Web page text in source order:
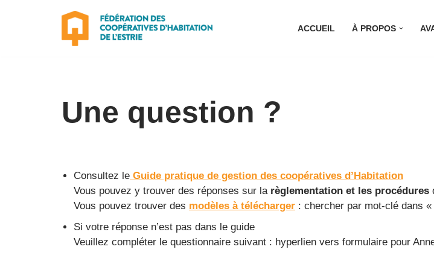
ACCUEIL À PROPOS
Une question ?
Consultez le Guide pratique de gestion des coopératives d’Habitation
Vous pouvez y trouver des réponses sur larèglementation et les procédures
Vous pouvez trouver des modèles à télécharger : chercher par mot-clé dans
Si votre réponse n’est pas dans le guide
Veuillez compléter le questionnaire suivant : hyperlien vers formulaire pour